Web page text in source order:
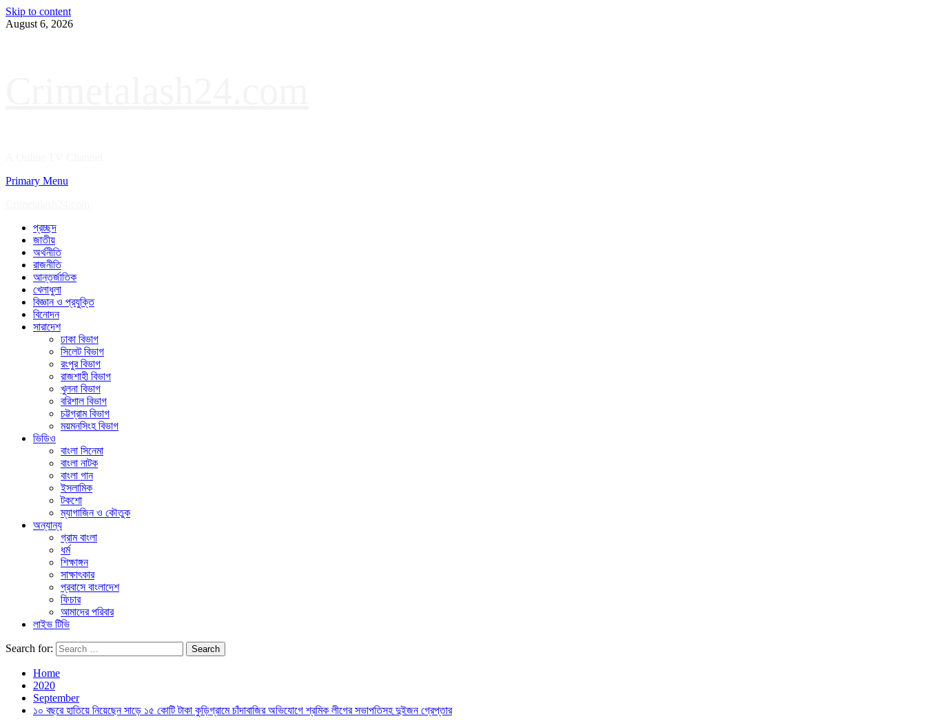
Skip to content
August 6, 2026
Primary Menu
প্রচ্ছদ
জাতীয়
অর্থনীতি
রাজনীতি
আন্তর্জাতিক
খেলাধুলা
বিজ্ঞান ও প্রযুক্তি
বিনোদন
সারাদেশ
ঢাকা বিভাগ
সিলেট বিভাগ
রংপুর বিভাগ
রাজশাহী বিভাগ
খুলনা বিভাগ
বরিশাল বিভাগ
চট্টগ্রাম বিভাগ
ময়মনসিংহ বিভাগ
ভিডিও
বাংলা সিনেমা
বাংলা নাটক
বাংলা গান
ইসলামিক
টকশো
ম্যাগাজিন ও কৌতুক
অন্যান্য
গ্রাম বাংলা
ধর্ম
শিক্ষাঙ্গন
সাক্ষাৎকার
প্রবাসে বাংলাদেশ
ফিচার
আমাদের পরিবার
লাইভ টিভি
Search for:
Home
2020
September
১০ বছরে হাতিয়ে নিয়েছেন সাড়ে ১৫ কোটি টাকা কুড়িগ্রামে চাঁদাবাজির অভিযোগে শ্রমিক লীগের সভাপতিসহ দুইজন গ্রেপ্তার